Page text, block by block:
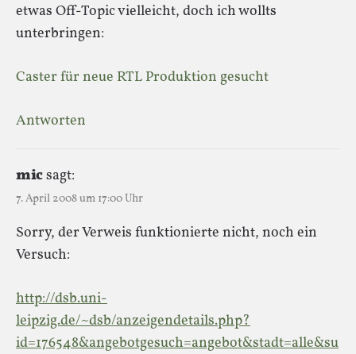
etwas Off-Topic vielleicht, doch ich wollts
unterbringen:
Caster für neue RTL Produktion gesucht
Antworten
micsagt:
7. April 2008 um 17:00 Uhr
Sorry, der Verweis funktionierte nicht, noch ein
Versuch:
http://dsb.uni-
leipzig.de/~dsb/anzeigendetails.php?
id=176548&angebotgesuch=angebot&stadt=alle&su